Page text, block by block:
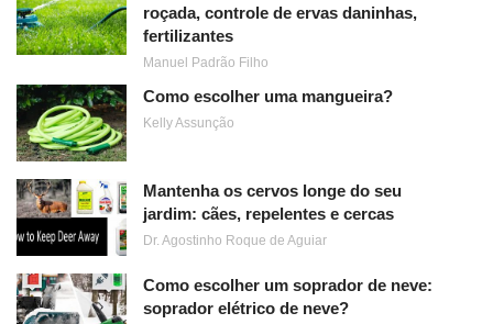
roçada, controle de ervas daninhas,
fertilizantes
Manuel Padrão Filho
Como escolher uma mangueira?
Kelly Assunção
Mantenha os cervos longe do seu
jardim: cães, repelentes e cercas
Dr. Agostinho Roque de Aguiar
Como escolher um soprador de neve:
soprador elétrico de neve?